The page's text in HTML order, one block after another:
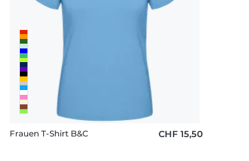
Frauen T-Shirt B&C CHF 15,50